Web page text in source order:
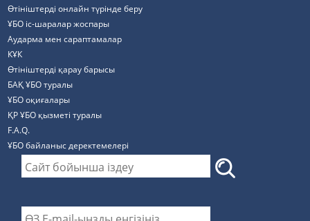
Өтініштерді онлайн түрінде беру
ҰБО іс-шаралар жоспары
Аударма мен сараптамалар
КҰК
Өтініштерді қарау барысы
БАҚ ҰБО туралы
ҰБО оқиғалары
ҚР ҰБО қызметі туралы
F.A.Q.
ҰБО байланыс деректемелерi